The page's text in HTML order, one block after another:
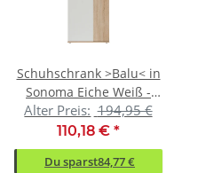
Schuhschrank >Balu< in
Sonoma Eiche Weiß -
68,9x179,1x34,8cm
(BxHxT)
Alter Preis: 194,95 €
110,18 € *
Du sparst84,77 €